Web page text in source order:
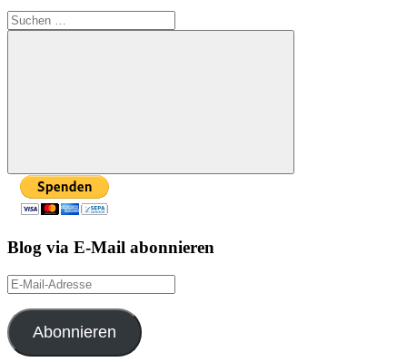
Suchen
nach:
Suchen
Blog via E-Mail abonnieren
E-
Mail-
Adresse
Abonnieren